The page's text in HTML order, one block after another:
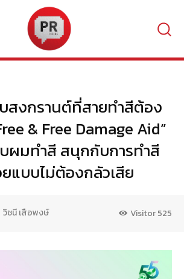
สงกรานต์ที่สายทำสีต้อง
& Free Damage Aid”
ผมทำสี สนุกกับการทำสี
แบบไม่ต้องกลัวเสีย
วิชนี เสือพงษ์ Visitor525